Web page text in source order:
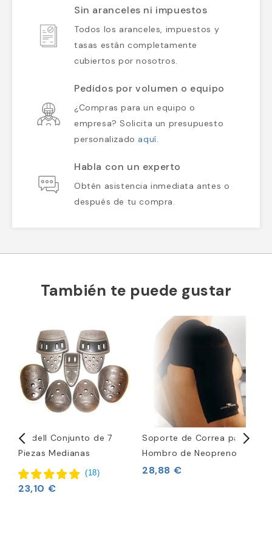
Sin aranceles ni impuestos
Todos los aranceles, impuestos y
tasas están completamente
cubiertos por nosotros.
Pedidos por volumen o equipo
¿Compras para un equipo o
empresa? Solicita un presupuesto
personalizado aquí.
Habla con un experto
Obtén asistencia inmediata antes o
después de tu compra.
También te puede gustar
Riddell Conjunto de 7
Piezas Medianas
(18)
23,10 €
Soporte de Correa para
Hombro de Neopreno
28,88 €